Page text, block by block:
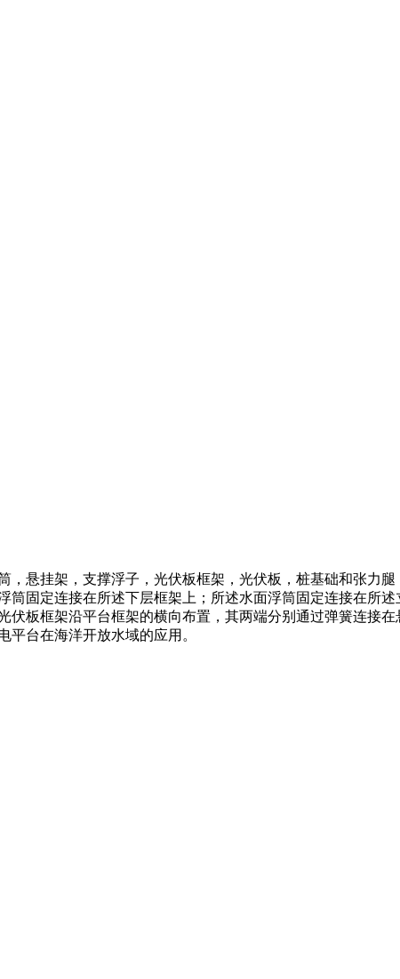
悬挂架，支撑浮子，光伏板框架，光伏板，桩基础和张力
固定连接在所述下层框架上；所述水面浮筒固定连接在所
板框架沿平台框架的横向布置，其两端分别通过弹簧连接
台在海洋开放水域的应用。